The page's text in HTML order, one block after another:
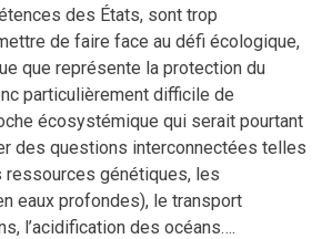
des États, sont trop
de faire face au défi écologique,
que représente la protection du
particulièrement difficile de
écosystémique qui serait pourtant
des questions interconnectées telles
ressources génétiques, les
eaux profondes), le transport
l’acidification des océans….